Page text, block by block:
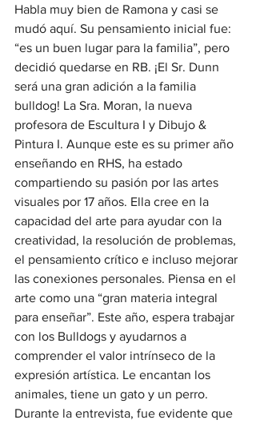
Habla muy bien de Ramona y casi se
mudó aquí. Su pensamiento inicial fue:
“es un buen lugar para la familia”, pero
decidió quedarse en RB. ¡El Sr. Dunn
será una gran adición a la familia
bulldog! La Sra. Moran, la nueva
profesora de Escultura I y Dibujo &
Pintura I. Aunque este es su primer año
enseñando en RHS, ha estado
compartiendo su pasión por las artes
visuales por 17 años. Ella cree en la
capacidad del arte para ayudar con la
creatividad, la resolución de problemas,
el pensamiento crítico e incluso mejorar
las conexiones personales. Piensa en el
arte como una “gran materia integral
para enseñar”. Este año, espera trabajar
con los Bulldogs y ayudarnos a
comprender el valor intrínseco de la
expresión artística. Le encantan los
animales, tiene un gato y un perro.
Durante la entrevista, fue evidente que